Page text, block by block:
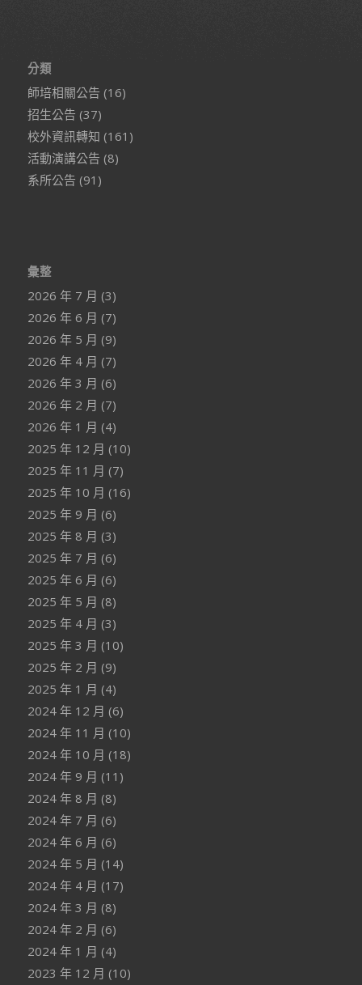
分類
師培相關公告 (16)
招生公告 (37)
校外資訊轉知 (161)
活動演講公告 (8)
系所公告 (91)
彙整
2026 年 7 月 (3)
2026 年 6 月 (7)
2026 年 5 月 (9)
2026 年 4 月 (7)
2026 年 3 月 (6)
2026 年 2 月 (7)
2026 年 1 月 (4)
2025 年 12 月 (10)
2025 年 11 月 (7)
2025 年 10 月 (16)
2025 年 9 月 (6)
2025 年 8 月 (3)
2025 年 7 月 (6)
2025 年 6 月 (6)
2025 年 5 月 (8)
2025 年 4 月 (3)
2025 年 3 月 (10)
2025 年 2 月 (9)
2025 年 1 月 (4)
2024 年 12 月 (6)
2024 年 11 月 (10)
2024 年 10 月 (18)
2024 年 9 月 (11)
2024 年 8 月 (8)
2024 年 7 月 (6)
2024 年 6 月 (6)
2024 年 5 月 (14)
2024 年 4 月 (17)
2024 年 3 月 (8)
2024 年 2 月 (6)
2024 年 1 月 (4)
2023 年 12 月 (10)